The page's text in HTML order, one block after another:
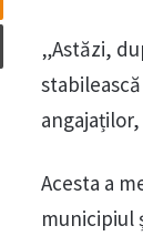
„Astăzi,
Acesta a
municipiul
Tipărește